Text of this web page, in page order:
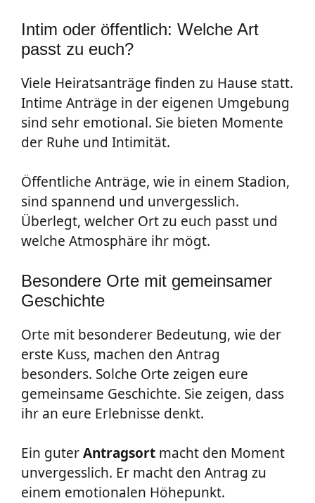
Intim oder öffentlich: Welche Art
passt zu euch?
Viele Heiratsanträge finden zu Hause statt.
Intime Anträge in der eigenen Umgebung
sind sehr emotional. Sie bieten Momente
der Ruhe und Intimität.
Öffentliche Anträge, wie in einem Stadion,
sind spannend und unvergesslich.
Überlegt, welcher Ort zu euch passt und
welche Atmosphäre ihr mögt.
Besondere Orte mit gemeinsamer
Geschichte
Orte mit besonderer Bedeutung, wie der
erste Kuss, machen den Antrag
besonders. Solche Orte zeigen eure
gemeinsame Geschichte. Sie zeigen, dass
ihr an eure Erlebnisse denkt.
Ein guterAntragsort macht den Moment
unvergesslich. Er macht den Antrag zu
einem emotionalen Höhepunkt.